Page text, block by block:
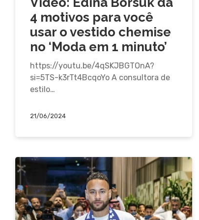
4 motivos para você
usar o vestido chemise
no ‘Moda em 1 minuto’
https://youtu.be/4qSKJBGTOnA?
si=5TS-k3rTt4BcqoYo A consultora de
estilo…
21/06/2024